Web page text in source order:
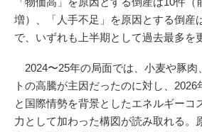
増）、「人手不足」を原因とする倒産
で、いずれも上半期として過去最多を
2024〜25年の局面では、小麦や豚肉
トの高騰が主因だったのに対し、
と国際情勢を背景としたエネルギーコ
力として加わった構図が読み取れる。